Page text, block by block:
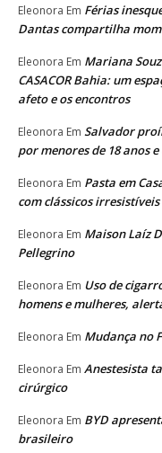
Eleonora Em Férias
Dantas compartilha
Eleonora Em Mariana
CASACOR Bahia: um
afeto e os encontros
Eleonora Em Salvador
por menores de 18 anos
Eleonora Em Pasta em
com clássicos irresistíveis
Eleonora Em Maison Laíz
Pellegrino
Eleonora Em Uso de
homens e mulheres,
Eleonora Em Mudança no
Eleonora Em Anestesista
cirúrgico
Eleonora Em BYD
brasileiro